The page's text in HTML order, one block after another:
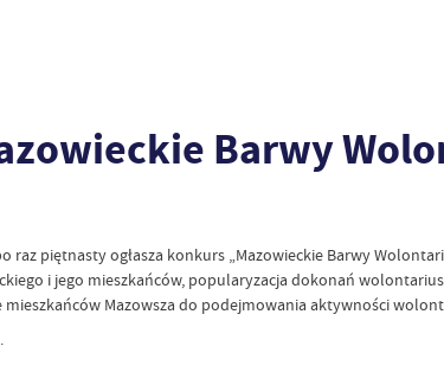
Barwy
raz piętnasty ogłasza konkurs „Mazowieckie Barwy
i jego mieszkańców, popularyzacja dokonań
mieszkańców Mazowsza do podejmowania aktywności